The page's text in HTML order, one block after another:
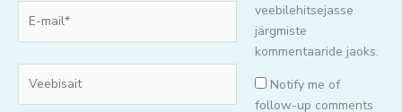
mail*
veebilehitsejasse
järgmiste
kommentaaride jaoks.
Notify me of
follow-up comments